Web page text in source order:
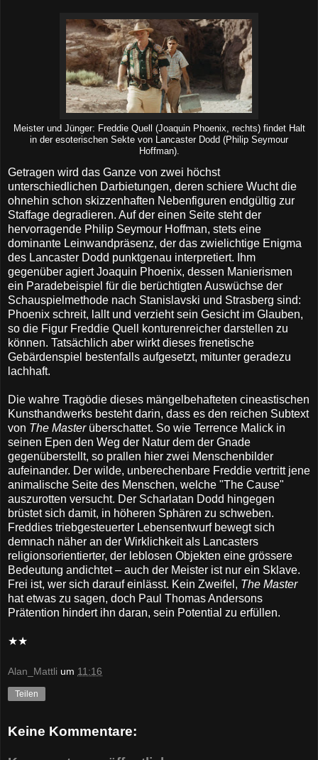
Meister und Jünger: Freddie Quell (Joaquin Phoenix, rechts) findet Halt
in der esoterischen Sekte von Lancaster Dodd (Philip Seymour
Hoffman).
Getragen wird das Ganze von zwei höchst
unterschiedlichen Darbietungen, deren schiere Wucht die
ohnehin schon skizzenhaften Nebenfiguren endgültig zur
Staffage degradieren. Auf der einen Seite steht der
hervorragende Philip Seymour Hoffman, stets eine
dominante Leinwandpräsenz, der das zwielichtige Enigma
des Lancaster Dodd punktgenau interpretiert. Ihm
gegenüber agiert Joaquin Phoenix, dessen Manierismen
ein Paradebeispiel für die berüchtigten Auswüchse der
Schauspielmethode nach Stanislavski und Strasberg sind:
Phoenix schreit, lallt und verzieht sein Gesicht im Glauben,
so die Figur Freddie Quell konturenreicher darstellen zu
können. Tatsächlich aber wirkt dieses frenetische
Gebärdenspiel bestenfalls aufgesetzt, mitunter geradezu
lachhaft.
Die wahre Tragödie dieses mängelbehafteten cineastischen
Kunsthandwerks besteht darin, dass es den reichen Subtext
von The Masterüberschattet. So wie Terrence Malick in
seinen Epen den Weg der Natur dem der Gnade
gegenüberstellt, so prallen hier zwei Menschenbilder
aufeinander. Der wilde, unberechenbare Freddie vertritt jene
animalische Seite des Menschen, welche "The Cause"
auszurotten versucht. Der Scharlatan Dodd hingegen
brüstet sich damit, in höheren Sphären zu schweben.
Freddies triebgesteuerter Lebensentwurf bewegt sich
demnach näher an der Wirklichkeit als Lancasters
religionsorientierter, der leblosen Objekten eine grössere
Bedeutung andichtet – auch der Meister ist nur ein Sklave.
Frei ist, wer sich darauf einlässt. Kein Zweifel, The Master
hat etwas zu sagen, doch Paul Thomas Andersons
Prätention hindert ihn daran, sein Potential zu erfüllen.
★★
Alan_Mattli um 11:16
Teilen
Keine Kommentare: